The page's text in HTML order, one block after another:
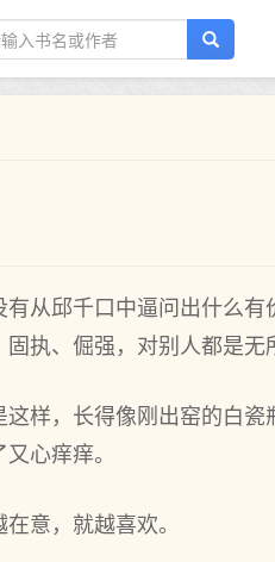
有从邱千口中逼问出什么
执、倔强，对别人都是无
这样，长得像刚出窑的白
心痒痒。
意，就越喜欢。